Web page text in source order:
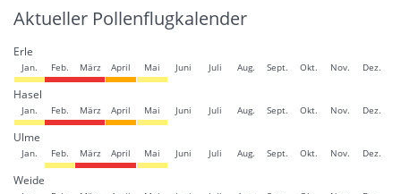
Aktueller Pollenflugkalender
Erle
Jan. Feb. März April Mai Juni Juli Aug. Sept. Okt. Nov. Dez.
Hasel
Jan. Feb. März April Mai Juni Juli Aug. Sept. Okt. Nov. Dez.
Ulme
Jan. Feb. März April Mai Juni Juli Aug. Sept. Okt. Nov. Dez.
Weide